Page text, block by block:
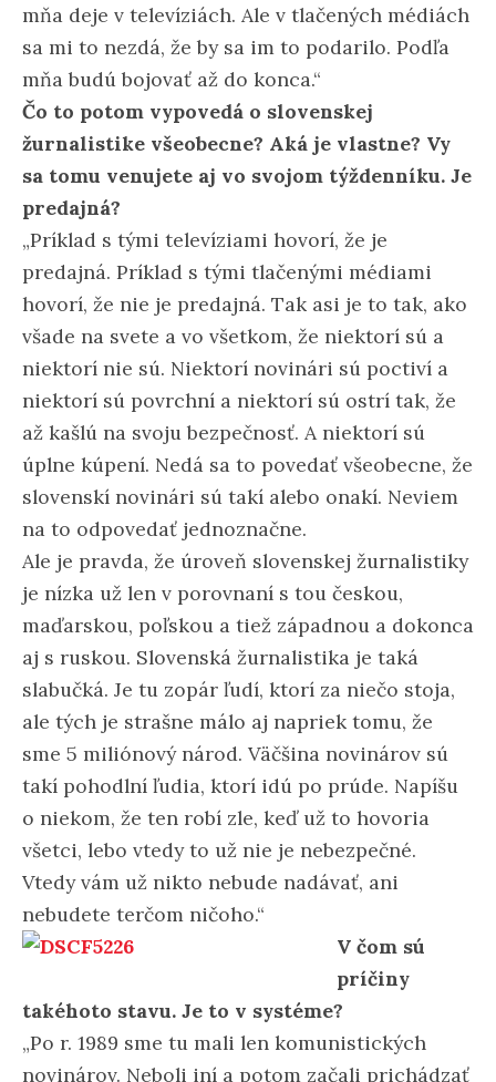
mňa deje v televíziách. Ale v tlačených médiách
sa mi to nezdá, že by sa im to podarilo. Podľa
mňa budú bojovať až do konca.“
Čo to potom vypovedá o slovenskej
žurnalistike všeobecne? Aká je vlastne? Vy
sa tomu venujete aj vo svojom týždenníku. Je
predajná?
„Príklad s tými televíziami hovorí, že je
predajná. Príklad s tými tlačenými médiami
hovorí, že nie je predajná. Tak asi je to tak, ako
všade na svete a vo všetkom, že niektorí sú a
niektorí nie sú. Niektorí novinári sú poctiví a
niektorí sú povrchní a niektorí sú ostrí tak, že
až kašlú na svoju bezpečnosť. A niektorí sú
úplne kúpení. Nedá sa to povedať všeobecne, že
slovenskí novinári sú takí alebo onakí. Neviem
na to odpovedať jednoznačne.
Ale je pravda, že úroveň slovenskej žurnalistiky
je nízka už len v porovnaní s tou českou,
maďarskou, poľskou a tiež západnou a dokonca
aj s ruskou. Slovenská žurnalistika je taká
slabučká. Je tu zopár ľudí, ktorí za niečo stoja,
ale tých je strašne málo aj napriek tomu, že
sme 5 miliónový národ. Väčšina novinárov sú
takí pohodlní ľudia, ktorí idú po prúde. Napíšu
o niekom, že ten robí zle, keď už to hovoria
všetci, lebo vtedy to už nie je nebezpečné.
Vtedy vám už nikto nebude nadávať, ani
nebudete terčom ničoho.“
V čom sú
príčiny
takéhoto stavu. Je to v systéme?
„Po r. 1989 sme tu mali len komunistických
novinárov. Neboli iní a potom začali prichádzať